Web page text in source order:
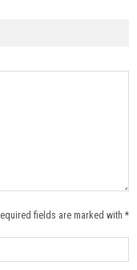
fields are marked with *